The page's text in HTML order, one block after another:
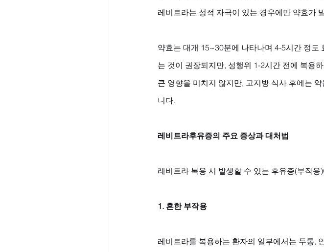
레비트라는 성적 자극이 있는 경우에만 약효가
약효는 대개 15~30분에 나타나며 4-5시간 정
는 것이 권장되지만, 성행위 1-2시간 전에 복용
큰 영향을 미치지 않지만, 고지방 식사 후에는
니다.
레비트라후유증의 주요 증상과 대처법
레비트라 복용 시 발생할 수 있는 후유증(부작
1. 흔한 부작용
레비트라를 복용하는 환자의 일부에서는 두통,